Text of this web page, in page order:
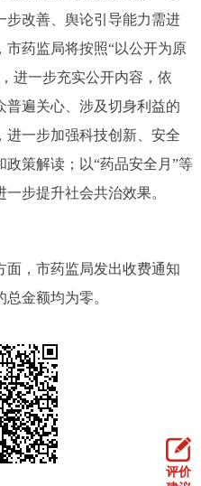
步改善、舆论引导能力需进
市药监局将按照“以公开为原
进一步充实公开内容，依
普遍关心、涉及切身利益的
进一步加强科技创新、安全
策解读；以“药品安全月”等
步提升社会共治效果。
，市药监局发出收费通知
金额均为零。
评价